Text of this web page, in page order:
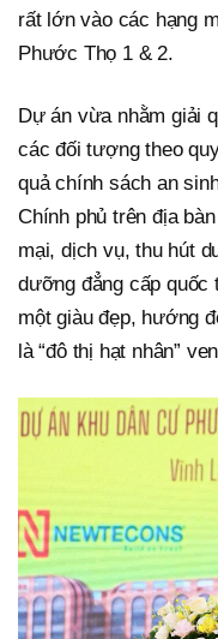
rất lớn vào các hạng
Phước Thọ 1 & 2.
Dự án vừa nhằm giải
các đối tượng theo
quả chính sách an
Chính phủ trên địa
mại, dịch vụ, thu hút
dưỡng đẳng cấp quốc
một giàu đẹp, hướng
là “đô thị hạt nhân”